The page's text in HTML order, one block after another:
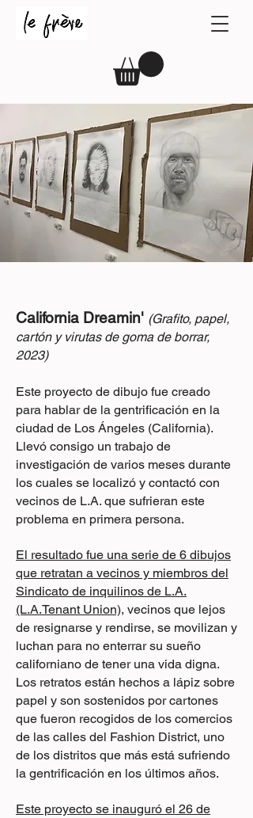
California Dreamin' (Grafito, papel,
cartón y virutas de goma de borrar,
2023)
Este proyecto de dibujo fue creado
para hablar de la gentrificación en la
ciudad de Los Ángeles (California).
Llevó consigo un trabajo de
investigación de varios meses durante
los cuales se localizó y contactó con
vecinos de L.A. que sufrieran este
problema en primera persona.
El resultado fue una serie de 6 dibujos
que retratan a vecinos y miembros del
Sindicato de inquilinos de L.A.
(L.A.Tenant Union), vecinos que lejos
de resignarse y rendirse, se movilizan y
luchan para no enterrar su sueño
californiano de tener una vida digna.
Los retratos están hechos a lápiz sobre
papel y son sostenidos por cartones
que fueron recogidos de los comercios
de las calles del Fashion District, uno
de los distritos que más está sufriendo
la gentrificación en los últimos años.
Este proyecto se inauguró el 26 de